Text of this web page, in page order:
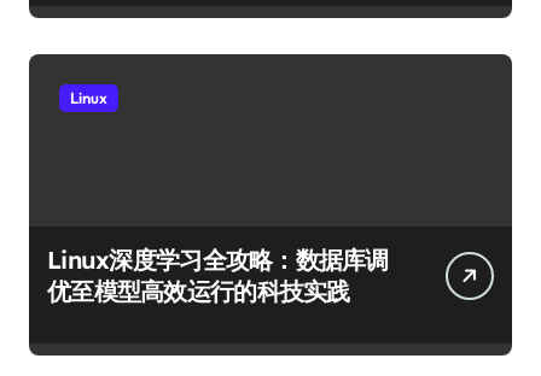
Linux
Linux深度学习全攻略：数据库调
优至模型高效运行的科技实践